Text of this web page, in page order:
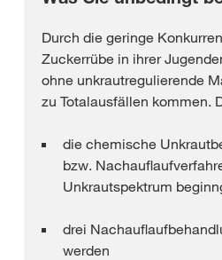
Durch die geringe
Zuckerrübe in ihrer
ohne unkrautregulierende
zu Totalausfällen kommen.
die chemische
bzw.
Unkrautspektrum
drei
werden